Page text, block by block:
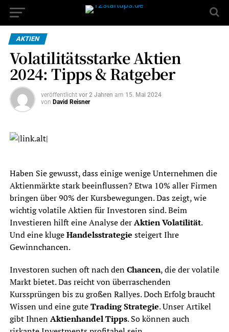
AKTIEN
Volatilitätsstarke Aktien
2024: Tipps & Ratgeber
veröffentlicht vor 2 Jahren am 15. Mai 2024
von David Reisner
Haben Sie gewusst, dass einige wenige Unternehmen die
Aktienmärkte stark beeinflussen? Etwa 10% aller Firmen
bringen über 90% der Kursbewegungen. Das zeigt, wie
wichtig volatile Aktien für Investoren sind. Beim
Investieren hilft eine Analyse derAktien Volatilität.
Und eine klugeHandelsstrategie steigert Ihre
Gewinnchancen.
Investoren suchen oft nach denChancen, die der volatile
Markt bietet. Das reicht von überraschenden
Kurssprüngen bis zu großen Rallyes. Doch Erfolg braucht
Wissen und eine guteTrading Strategie. Unser Artikel
gibt IhnenAktienhandel Tipps. So können auch